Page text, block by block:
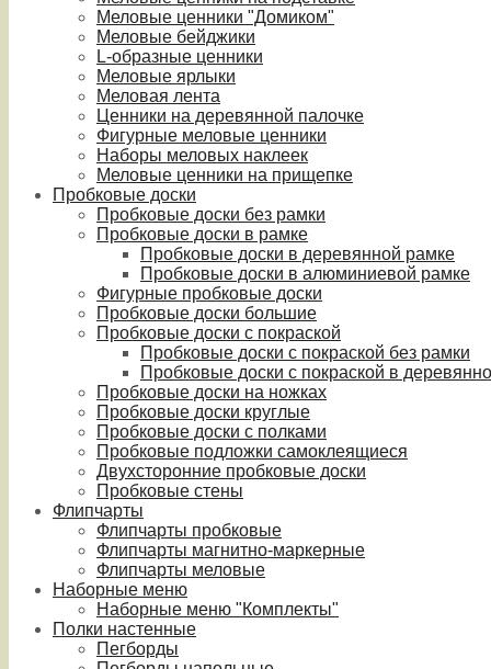
Меловые ценники "Домиком"
Меловые бейджики
L-образные ценники
Меловые ярлыки
Меловая лента
Ценники на деревянной палочке
Фигурные меловые ценники
Наборы меловых наклеек
Меловые ценники на прищепке
Пробковые доски
Пробковые доски без рамки
Пробковые доски в рамке
Пробковые доски в деревянной рамке
Пробковые доски в алюминиевой рамке
Фигурные пробковые доски
Пробковые доски большие
Пробковые доски с покраской
Пробковые доски с покраской без рамки
Пробковые доски с покраской в
Пробковые доски на ножках
Пробковые доски круглые
Пробковые доски с полками
Пробковые подложки самоклеящиеся
Двухсторонние пробковые доски
Пробковые стены
Флипчарты
Флипчарты пробковые
Флипчарты магнитно-маркерные
Флипчарты меловые
Наборные меню
Наборные меню "Комплекты"
Полки настенные
Пегборды